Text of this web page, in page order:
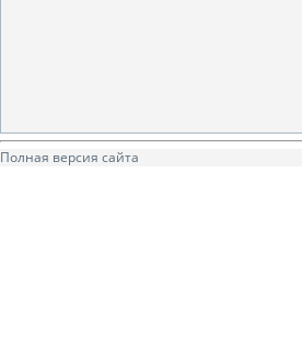
Полная версия сайта